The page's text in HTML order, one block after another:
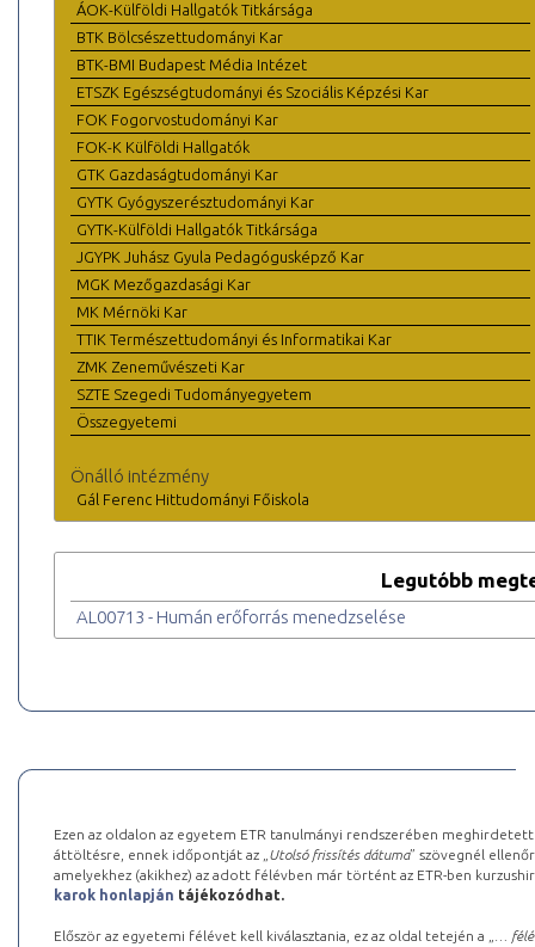
ÁOK-Külföldi Hallgatók Titkársága
BTK Bölcsészettudományi Kar
BTK-BMI Budapest Média Intézet
ETSZK Egészségtudományi és Szociális Képzési Kar
FOK Fogorvostudományi Kar
FOK-K Külföldi Hallgatók
GTK Gazdaságtudományi Kar
GYTK Gyógyszerésztudományi Kar
GYTK-Külföldi Hallgatók Titkársága
JGYPK Juhász Gyula Pedagógusképző Kar
MGK Mezőgazdasági Kar
MK Mérnöki Kar
TTIK Természettudományi és Informatikai Kar
ZMK Zeneművészeti Kar
SZTE Szegedi Tudományegyetem
Összegyetemi
Önálló intézmény
Gál Ferenc Hittudományi Főiskola
Legutóbb
AL00713 - Humán erőforrás menedzselése
Ezen az oldalon az egyetem ETR tanulmányi rendszerében
áttöltésre, ennek időpontját az „ Utolsó frissítés dátuma” szövegnél
amelyekhez (akikhez) az adott félévben már történt az ETR-ben
karok honlapján tájékozódhat.
Először az egyetemi félévet kell kiválasztania, ez az oldal tetején a „
…